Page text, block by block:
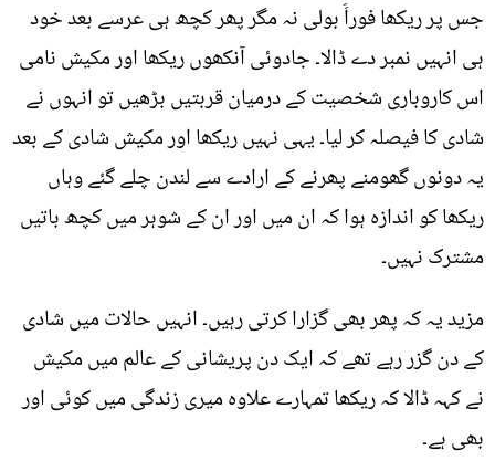
جس پر ریکھا فوراََ بولی نہ مگر پھر کچھ ہی عرسے بعد خود
ہی انہیں نمبر دے ڈالا۔ جادوئی آنکھوں ریکھا اور مکیش نامی
اس کاروباری شخصیت کے درمیان قربتیں بڑھیں تو انہوں نے
شادی کا فیصلہ کر لیا۔ یہی نہیں ریکھا اور مکیش شادی کے بعد
یہ دونوں گھومنے پھرنے کے ارادے سے لندن چلے گئے وہاں
ریکھا کو اندازہ ہوا کہ ان میں اور ان کے شوہر میں کچھ باتیں
مشترک نہیں۔
مزید یہ کہ پھر بھی گزارا کرتی رہیں۔ انہیں حالات میں شادی
کے دن گزر رہے تھے کہ ایک دن پریشانی کے عالم میں مکیش
نے کہہ ڈالا کہ ریکھا تمہارے علاوہ میری زندگی میں کوئی اور
بھی ہے۔